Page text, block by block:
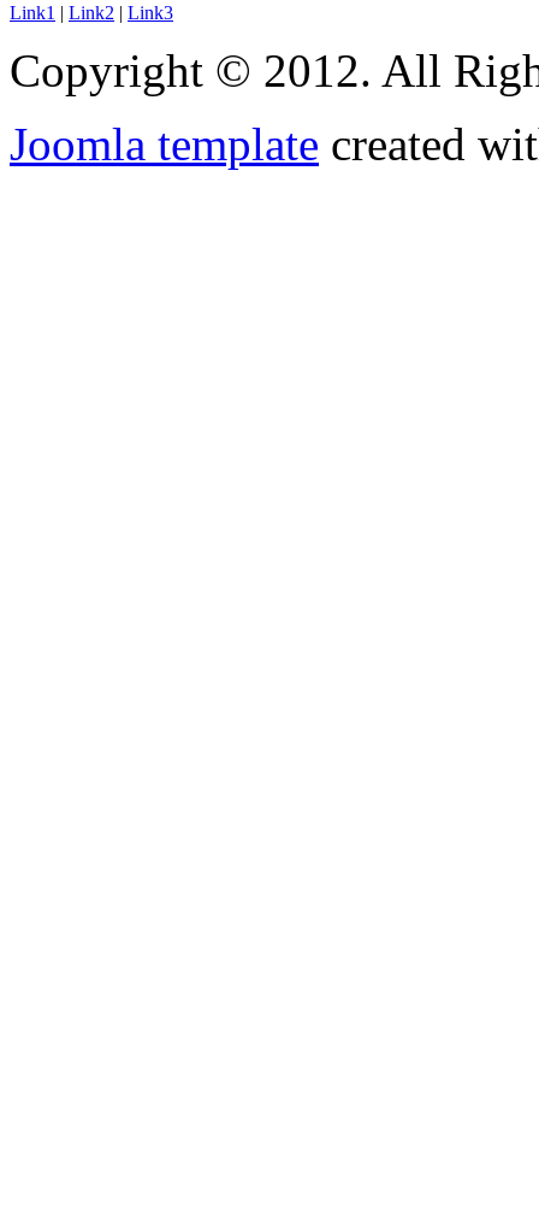
Link1 | Link2 | Link3
Copyright © 2012. All
Joomla template created